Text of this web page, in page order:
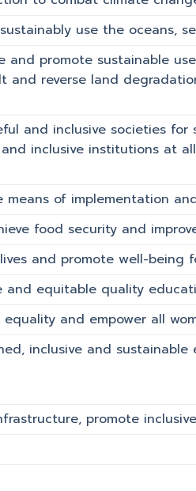
use the oceans,
and promote sustainable
and reverse land
and inclusive societies
inclusive institutions at all
means of implementation
food security and
and promote well-being
and equitable quality
equality and empower all
inclusive and
promote